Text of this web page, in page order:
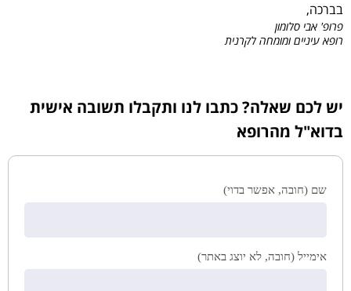
בברכה,
פרופ' אבי סלומון
רופא עיניים ומומחה לקרנית
יש לכם שאלה? כתבו לנו ותקבלו תשובה אישית
בדוא"ל מהרופא
שם (חובה, אפשר בדוי)
אימייל (חובה, לא יוצג באתר)